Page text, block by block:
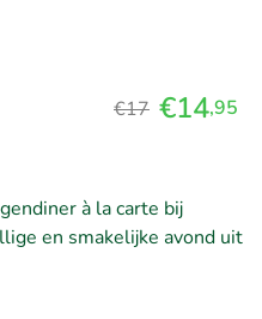
€17 €14,95
à la carte bij
en smakelijke avond uit